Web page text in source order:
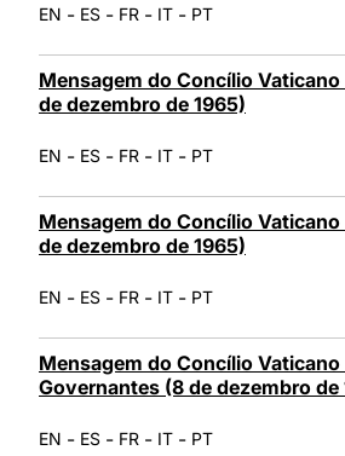
EN - ES - FR - IT - PT
Mensagem do Concílio Vaticano
de dezembro de 1965)
EN - ES - FR - IT - PT
Mensagem do Concílio
de dezembro de 1965)
EN - ES - FR - IT - PT
Mensagem do Concílio Vaticano
Governantes (8 de dezembro de
EN - ES - FR - IT - PT